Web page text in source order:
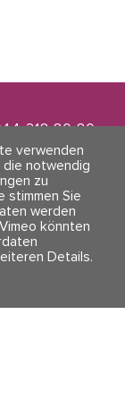
218 80 80
Folge uns
verwenden
die notwendig
zu
stimmen Sie
werden
könnten
Details.